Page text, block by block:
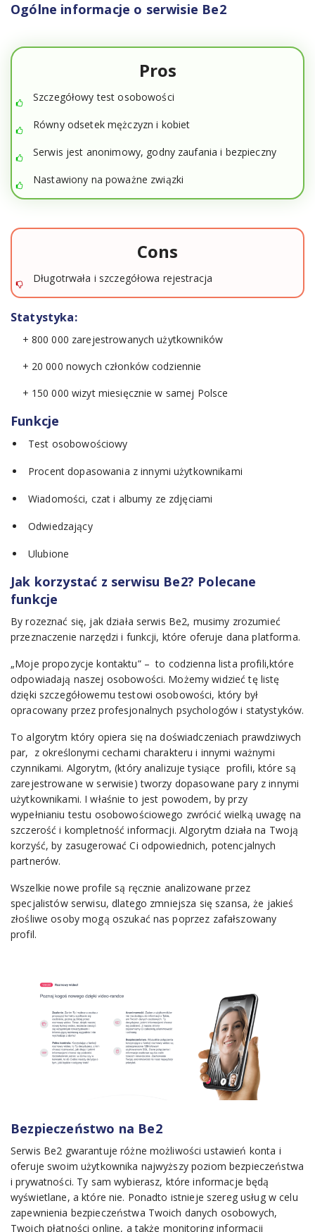
Ogólne informacje o serwisie Be2
Pros
Szczegółowy test osobowości
Równy odsetek mężczyzn i kobiet
Serwis jest anonimowy, godny zaufania i bezpieczny
Nastawiony na poważne związki
Cons
Długotrwała i szczegółowa rejestracja
Statystyka:
+ 800 000 zarejestrowanych użytkowników
+ 20 000 nowych członków codziennie
+ 150 000 wizyt miesięcznie w samej Polsce
Funkcje
Test osobowościowy
Procent dopasowania z innymi użytkownikami
Wiadomości, czat i albumy ze zdjęciami
Odwiedzający
Ulubione
Jak korzystać z serwisu Be2? Polecane
funkcje
By rozeznać się, jak działa serwis Be2, musimy zrozumieć
przeznaczenie narzędzi i funkcji, które oferuje dana platforma.
„Moje propozycje kontaktu” – to codzienna lista profili,które
odpowiadają naszej osobowości. Możemy widzieć tę listę
dzięki szczegółowemu testowi osobowości, który był
opracowany przez profesjonalnych psychologów i statystyków.
To algorytm który opiera się na doświadczeniach prawdziwych
par, z określonymi cechami charakteru i innymi ważnymi
czynnikami. Algorytm, (który analizuje tysiące profili, które są
zarejestrowane w serwisie) tworzy dopasowane pary z innymi
użytkownikami. I właśnie to jest powodem, by przy
wypełnianiu testu osobowościowego zwrócić wielką uwagę na
szczerość i kompletność informacji. Algorytm działa na Twoją
korzyść, by zasugerować Ci odpowiednich, potencjalnych
partnerów.
Wszelkie nowe profile są ręcznie analizowane przez
specjalistów serwisu, dlatego zmniejsza się szansa, że jakieś
złośliwe osoby mogą oszukać nas poprzez zafałszowany
profil.
Bezpieczeństwo na Be2
Serwis Be2 gwarantuje różne możliwości ustawień konta i
oferuje swoim użytkownika najwyższy poziom bezpieczeństwa
i prywatności. Ty sam wybierasz, które informacje będą
wyświetlane, a które nie. Ponadto istnieje szereg usług w celu
zapewnienia bezpieczeństwa Twoich danych osobowych,
Twoich płatności online, a także monitoring informacji